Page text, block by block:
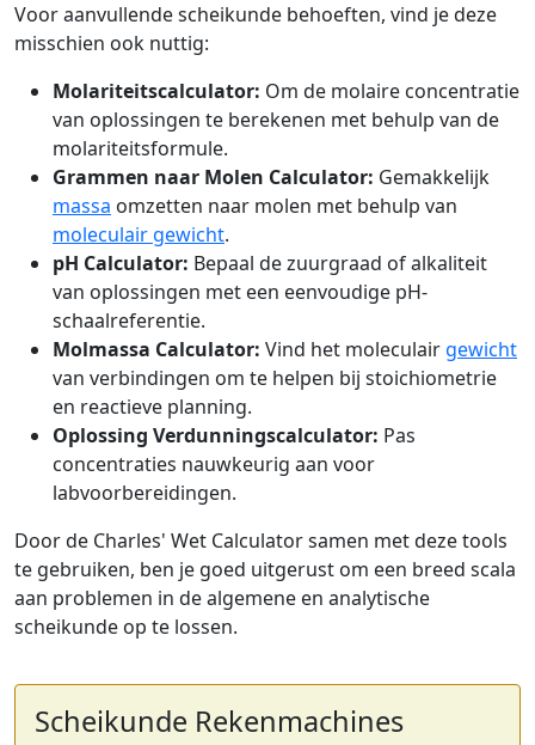
Voor aanvullende scheikunde behoeften, vind je deze
misschien ook nuttig:
Molariteitscalculator: Om de molaire concentratie
van oplossingen te berekenen met behulp van de
molariteitsformule.
Grammen naar Molen Calculator: Gemakkelijk
massa omzetten naar molen met behulp van
moleculair gewicht.
pH Calculator: Bepaal de zuurgraad of alkaliteit
van oplossingen met een eenvoudige pH-
schaalreferentie.
Molmassa Calculator: Vind het moleculair gewicht
van verbindingen om te helpen bij stoichiometrie
en reactieve planning.
Oplossing Verdunningscalculator: Pas
concentraties nauwkeurig aan voor
labvoorbereidingen.
Door de Charles' Wet Calculator samen met deze tools
te gebruiken, ben je goed uitgerust om een breed scala
aan problemen in de algemene en analytische
scheikunde op te lossen.
Scheikunde Rekenmachines